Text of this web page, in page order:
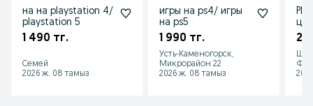
на на playstation 4/
playstation 5
1 490 тг.
Семей
2026 ж. 08 тамыз
игры на ps4/ игры
на ps5
1 990 тг.
Усть-Каменогорск,
Микрорайон 22
2026 ж. 08 тамыз
2